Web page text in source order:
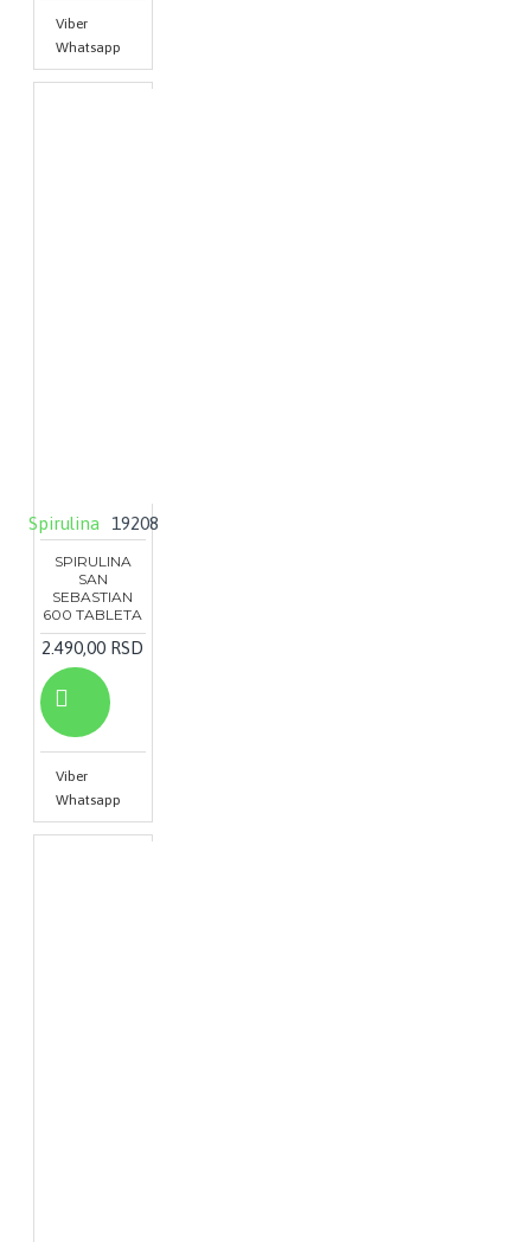
Viber
Whatsapp
Spirulina 19208
SPIRULINA
SAN
SEBASTIAN
600 TABLETA
2.490,00 RSD
Viber
Whatsapp